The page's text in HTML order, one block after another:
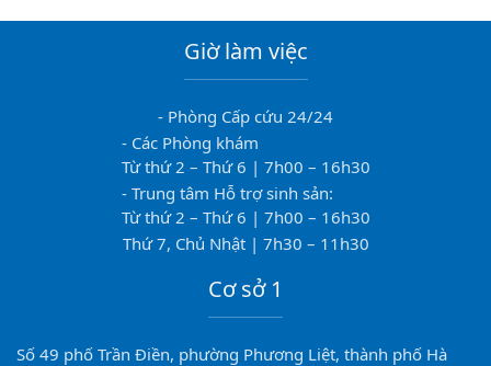
Giờ làm việc
- Phòng Cấp cứu 24/24
- Các Phòng khám
Từ thứ 2 – Thứ 6 | 7h00 – 16h30
- Trung tâm Hỗ trợ sinh sản:
Từ thứ 2 – Thứ 6 | 7h00 – 16h30
Thứ 7, Chủ Nhật | 7h30 – 11h30
Cơ sở 1
Số 49 phố Trần Điền, phường Phương Liệt, thành phố Hà